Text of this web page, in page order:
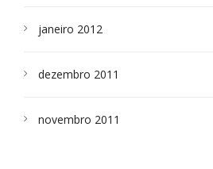
janeiro 2012
dezembro 2011
novembro 2011